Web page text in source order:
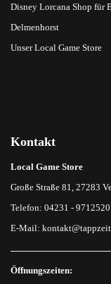
Disney Lorcana Shop für
Delmenhorst
Unser Local Game Store
Kontakt
Local Game Store
Große Straße 81, 27283
Telefon: 04231 - 9712520
E-Mail:
Öffnungszeiten: